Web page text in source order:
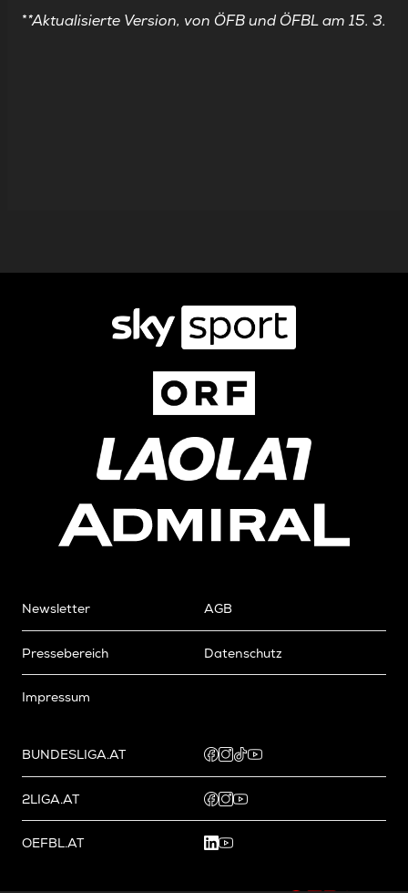
**Aktualisierte Version, von ÖFBund ÖFBLam 15. 3.
Newsletter
Pressebereich
Impressum
AGB
Datenschutz
BUNDESLIGA.AT
2LIGA.AT
OEFBL.AT